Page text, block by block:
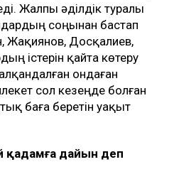
Жалпы әділдік туралы
соңынан бастап
Жақиянов, Досқалиев,
істерін қайта көтеру
ондаған
сол кезеңде болған
баға беретін уақыт
қадамға дайын деп